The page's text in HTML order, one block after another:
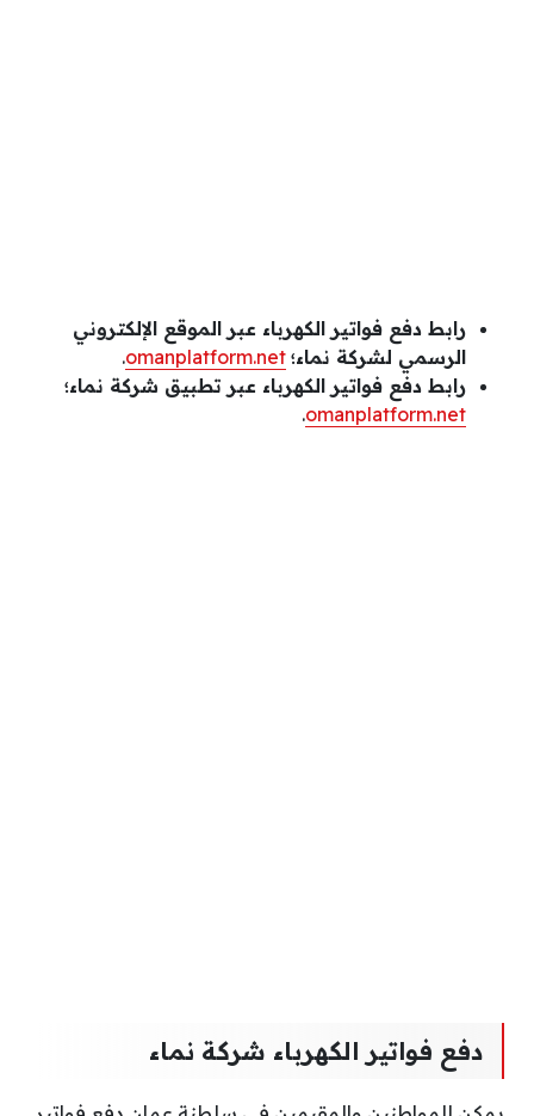
رابط دفع فواتير الكهرباء عبر الموقع الإلكتروني
الرسمي لشركة نماء؛ omanplatform.net
.
رابط دفع فواتير الكهرباء عبر تطبيق شركة نماء؛
omanplatform.net
.
دفع فواتير الكهرباء شركة نماء